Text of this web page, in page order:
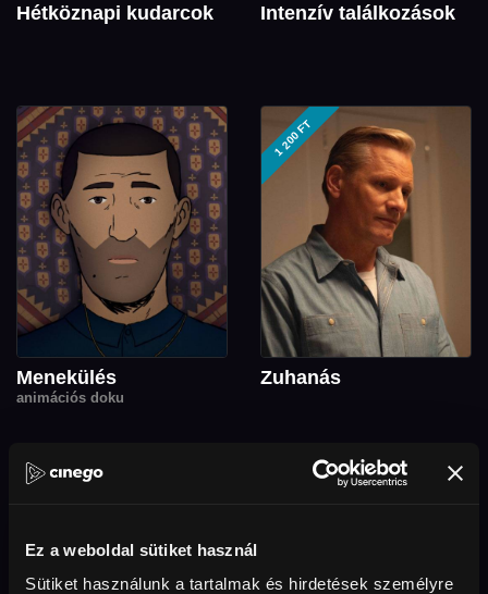
Ez a weboldal sütiket használ
Sütiket használunk a tartalmak és hirdetések személyre
Hétköznapi kudarcok Intenzív találkozások
Menekülés
animációs doku
1 200 FT
Zuhanás